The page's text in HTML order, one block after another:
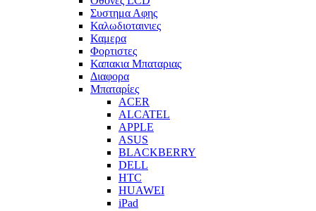
Συστημα Αφης
Καλωδιοταινιες
Καμερα
Φορτιστες
Καπακια Μπαταριας
Διαφορα
Μπαταρίες
ACER
ALCATEL
APPLE
ASUS
BLACKBERRY
DELL
HTC
HUAWEI
iPad